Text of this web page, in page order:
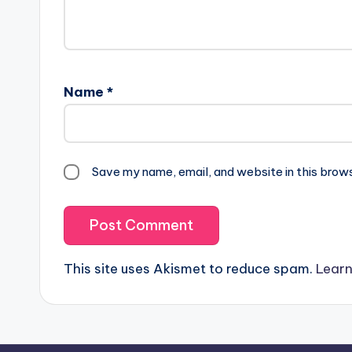
Name *
Save my name, email, and website in this
This site uses Akismet to reduce spam.